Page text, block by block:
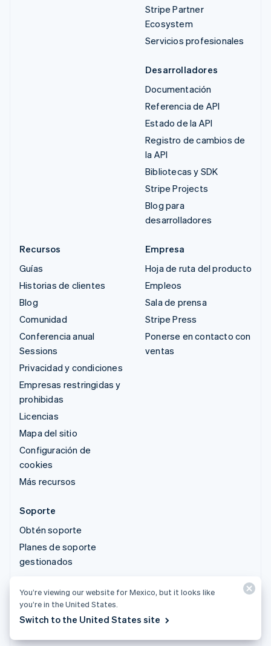
Stripe Partner
Ecosystem
Servicios profesionales
Desarrolladores
Documentación
Referencia de API
Estado de la API
Registro de cambios de
la API
Bibliotecas y SDK
Stripe Projects
Blog para
desarrolladores
Recursos
Guías
Historias de clientes
Blog
Comunidad
Conferencia anual
Sessions
Privacidad y condiciones
Empresas restringidas y
prohibidas
Licencias
Mapa del sitio
Configuración de
cookies
Más recursos
Empresa
Hoja de ruta del producto
Empleos
Sala de prensa
Stripe Press
Ponerse en contacto con
ventas
Soporte
Obtén soporte
Planes de soporte
gestionados
© 2026 Stripe, LLC
You’re viewing our website for Mexico, but it looks like
you’re in the United States.
Switch to the United States site